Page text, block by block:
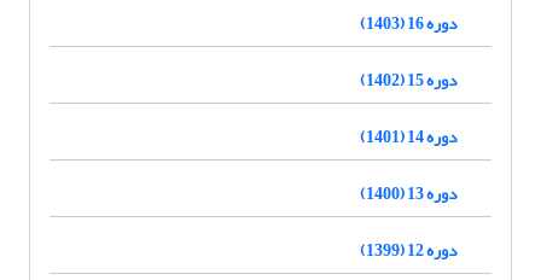
دوره 16 (1403)
دوره 15 (1402)
دوره 14 (1401)
دوره 13 (1400)
دوره 12 (1399)